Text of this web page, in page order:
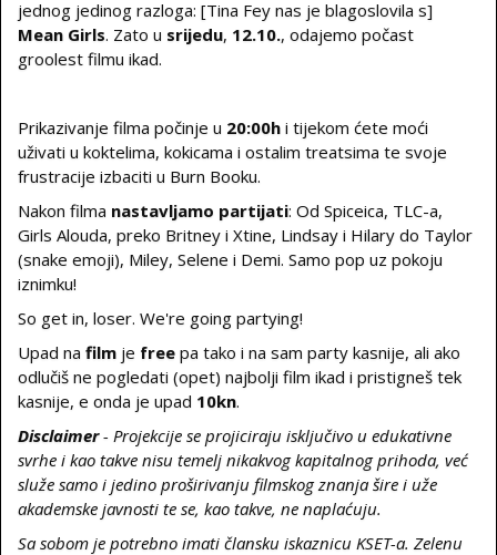
jednog jedinog razloga: [Tina Fey nas je blagoslovila s]
Mean Girls. Zato u srijedu, 12.10., odajemo počast
groolest filmu ikad.
Prikazivanje filma počinje u 20:00h i tijekom ćete moći
uživati u koktelima, kokicama i ostalim treatsima te svoje
frustracije izbaciti u Burn Booku.
Nakon filma nastavljamo partijati: Od Spiceica, TLC-a,
Girls Alouda, preko Britney i Xtine, Lindsay i Hilary do Taylor
(snake emoji), Miley, Selene i Demi. Samo pop uz pokoju
iznimku!
So get in, loser. We're going partying!
Upad na film je free pa tako i na sam party kasnije, ali ako
odlučiš ne pogledati (opet) najbolji film ikad i pristigneš tek
kasnije, e onda je upad 10kn.
Disclaimer- Projekcije se projiciraju isključivo u edukativne
svrhe i kao takve nisu temelj nikakvog kapitalnog prihoda, već
služe samo i jedino proširivanju filmskog znanja šire i uže
akademske javnosti te se, kao takve, ne naplaćuju.
Sa sobom je potrebno imati člansku iskaznicu KSET-a. Zelenu